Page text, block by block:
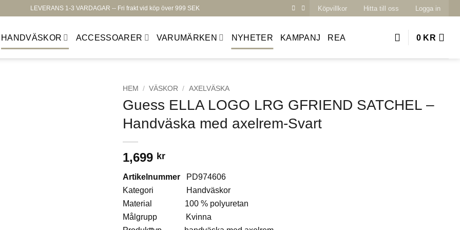
LEVERANS 1-3 VARDAGAR -- Fri frakt vid köp över 999 SEK Köpvillkor Hitta till oss Logga in
HANDVÄSKOR ACCESSOARER VARUMÄRKEN NYHETER KAMPANJ REA 0 KR
HEM / VÄSKOR / AXELVÄSKA
Guess ELLA LOGO LRG GFRIEND SATCHEL –
Handväska med axelrem-Svart
1,699 kr
Artikelnummer PD974606
Kategori Handväskor
Material 100 % polyuretan
Målgrupp Kvinna